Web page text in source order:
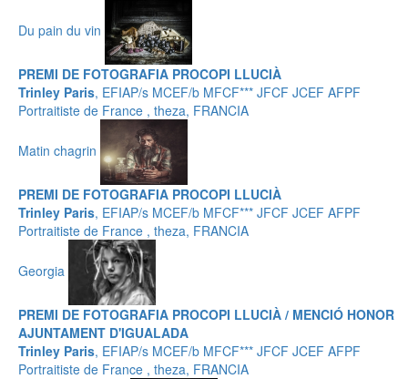
Du pain du vin
PREMI DE FOTOGRAFIA PROCOPI LLUCIÀ
Trinley Paris, EFIAP/s MCEF/b MFCF*** JFCF JCEF AFPF
Portraitiste de France , theza, FRANCIA
Matin chagrin
PREMI DE FOTOGRAFIA PROCOPI LLUCIÀ
Trinley Paris, EFIAP/s MCEF/b MFCF*** JFCF JCEF AFPF
Portraitiste de France , theza, FRANCIA
Georgia
PREMI DE FOTOGRAFIA PROCOPI LLUCIÀ / MENCIÓ HONOR
AJUNTAMENT D'IGUALADA
Trinley Paris, EFIAP/s MCEF/b MFCF*** JFCF JCEF AFPF
Portraitiste de France , theza, FRANCIA